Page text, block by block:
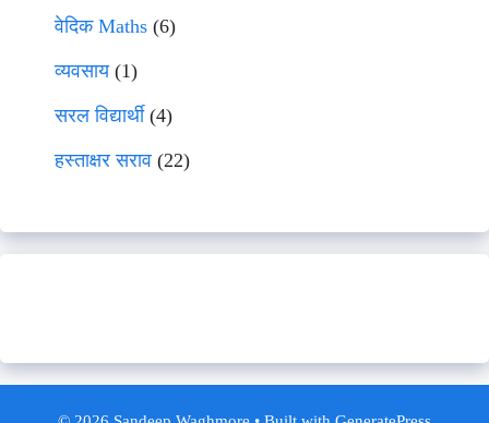
वेदिक Maths (6)
व्यवसाय(1)
सरल विद्यार्थी(4)
हस्ताक्षर सराव (22)